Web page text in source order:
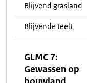
Blijvend grasland
Blijvende teelt
GLMC 7:
Gewassen op